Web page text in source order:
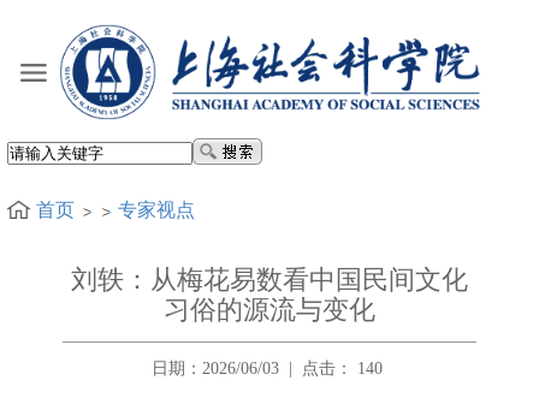
首页 专家视点
刘轶：从梅花易数看中国民间文化
习俗的源流与变化
日期：2026/06/03 点击： 140